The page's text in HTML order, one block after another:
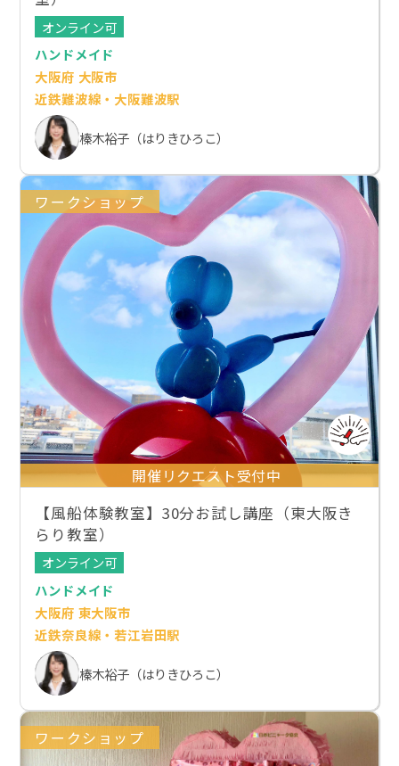
オンライン可
ハンドメイド
大阪府 大阪市
近鉄難波線・大阪難波駅
榛木裕子（はりきひろこ）
ワークショップ
開催リクエスト受付中
【風船体験教室】30分お試し講座（東大阪き
らり教室）
オンライン可
ハンドメイド
大阪府 東大阪市
近鉄奈良線・若江岩田駅
榛木裕子（はりきひろこ）
ワークショップ